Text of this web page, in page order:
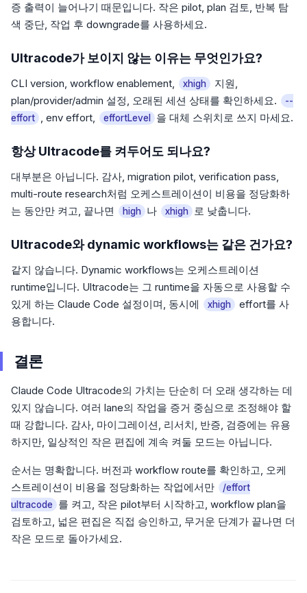
증 출력이 늘어나기 때문입니다. 작은 pilot, plan 검토, 반복 탐
색 중단, 작업 후 downgrade를 사용하세요.
Ultracode가 보이지 않는 이유는 무엇인가요?
CLI version, workflow enablement, xhigh
지원,
plan/provider/admin 설정, 오래된 세션 상태를 확인하세요.
--
effort , env effort, effortLevel 을 대체 스위치로 쓰지 마세요.
항상 Ultracode를 켜두어도 되나요?
대부분은 아닙니다. 감사, migration pilot, verification pass,
multi-route research처럼 오케스트레이션이 비용을 정당화하
는 동안만 켜고, 끝나면
high 나 xhigh 로 낮춥니다.
Ultracode와 dynamic workflows는 같은 건가요?
같지 않습니다. Dynamic workflows는 오케스트레이션
runtime입니다. Ultracode는 그 runtime을 자동으로 사용할 수
있게 하는 Claude Code 설정이며, 동시에
xhigh
effort를 사
용합니다.
결론
Claude Code Ultracode의 가치는 단순히 더 오래 생각하는 데
있지 않습니다. 여러 lane의 작업을 증거 중심으로 조정해야 할
때 강합니다. 감사, 마이그레이션, 리서치, 반증, 검증에는 유용
하지만, 일상적인 작은 편집에 계속 켜둘 모드는 아닙니다.
순서는 명확합니다. 버전과 workflow route를 확인하고, 오케
스트레이션이 비용을 정당화하는 작업에서만
/effort
ultracode
를 켜고, 작은 pilot부터 시작하고, workflow plan을
검토하고, 넓은 편집은 직접 승인하고, 무거운 단계가 끝나면 더
작은 모드로 돌아가세요.